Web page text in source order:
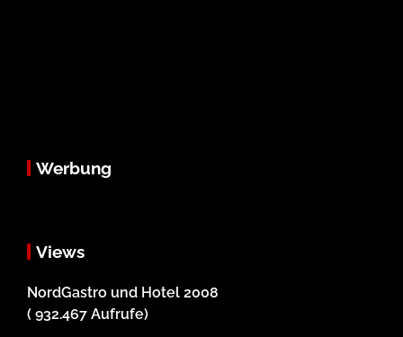
Werbung
Views
NordGastro und Hotel 2008
( 932.467 Aufrufe)